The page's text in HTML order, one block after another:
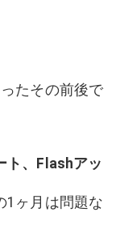
たその前後で
ト、Flashアッ
1ヶ月は問題な